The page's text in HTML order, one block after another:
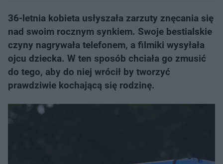
36-letnia kobieta usłyszała zarzuty znęcania się
nad swoim rocznym synkiem. Swoje bestialskie
czyny nagrywała telefonem, a filmiki wysyłała
ojcu dziecka. W ten sposób chciała go zmusić
do tego, aby do niej wrócił by tworzyć
prawdziwie kochającą się rodzinę.